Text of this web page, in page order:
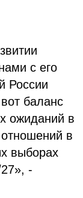
с его
России
баланс
ожиданий в
отношений в
выборах
-